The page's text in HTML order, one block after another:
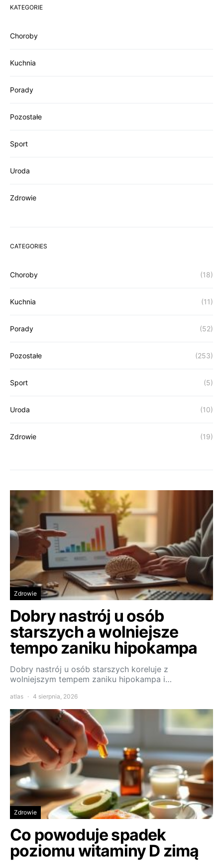
KATEGORIE
Choroby
Kuchnia
Porady
Pozostałe
Sport
Uroda
Zdrowie
CATEGORIES
Choroby (18)
Kuchnia (11)
Porady (52)
Pozostałe (253)
Sport (5)
Uroda (10)
Zdrowie (19)
Zdrowie
Dobry nastrój u osób
starszych a wolniejsze
tempo zaniku hipokampa
Dobry nastrój u osób starszych koreluje z
wolniejszym tempem zaniku hipokampa i…
atlas 4 sierpnia, 2026
Zdrowie
Co powoduje spadek
poziomu witaminy D zimą